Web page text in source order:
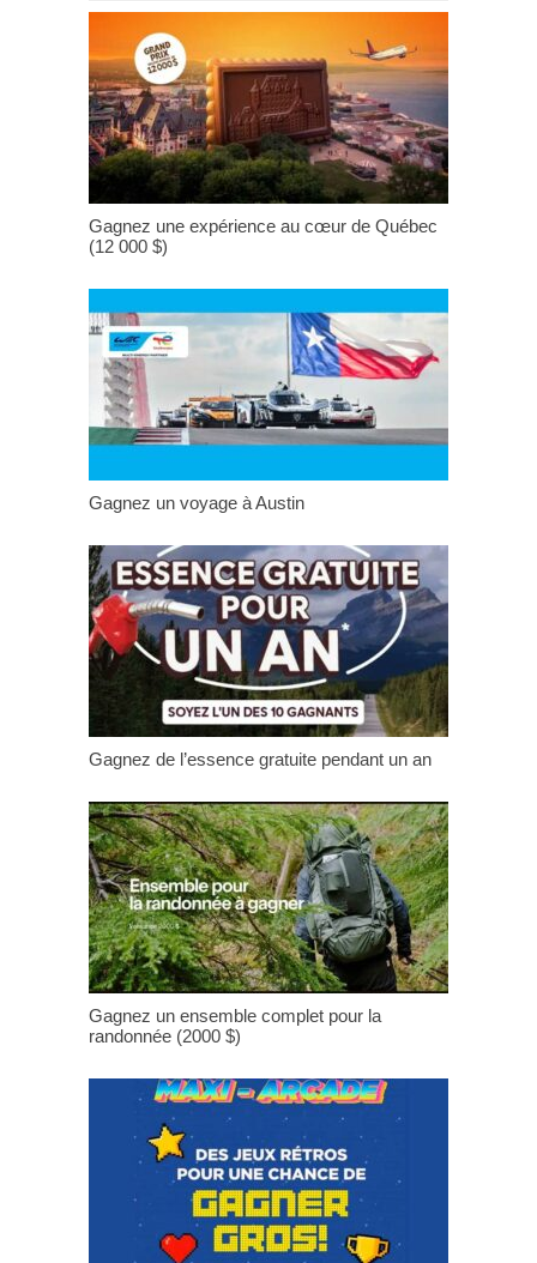
Gagnez une expérience au cœur de Québec
(12 000 $)
Gagnez un voyage à Austin
Gagnez de l’essence gratuite pendant un an
Gagnez un ensemble complet pour la
randonnée (2000 $)